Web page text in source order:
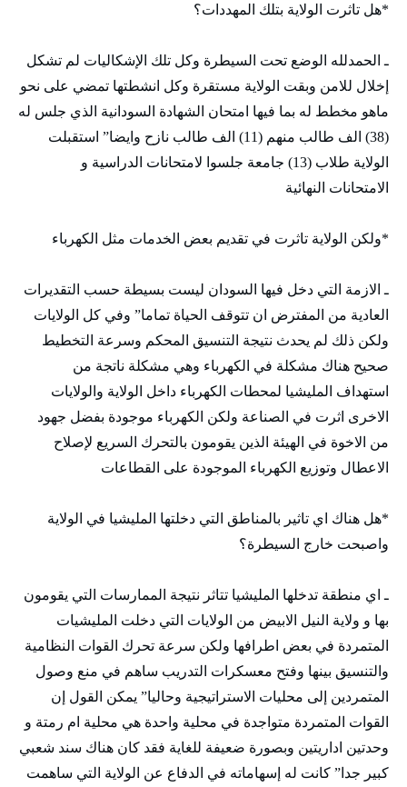
*هل تاثرت الولاية بتلك المهددات؟
ـ الحمدلله الوضع تحت السيطرة وكل تلك الإشكاليات لم تشكل
إخلال للامن وبقت الولاية مستقرة وكل انشطتها تمضي على نحو
ماهو مخطط له بما فيها امتحان الشهادة السودانية الذي جلس له
(38) الف طالب منهم (11) الف طالب نازح وايضا” استقبلت
الولاية طلاب (13) جامعة جلسوا لامتحانات الدراسية و
الامتحانات النهائية
*ولكن الولاية تاثرت في تقديم بعض الخدمات مثل الكهرباء
ـ الازمة التي دخل فيها السودان ليست بسيطة حسب التقديرات
العادية من المفترض ان تتوقف الحياة تماما” وفي كل الولايات
ولكن ذلك لم يحدث نتيجة التنسيق المحكم وسرعة التخطيط
صحيح هناك مشكلة في الكهرباء وهي مشكلة ناتجة من
استهداف المليشيا لمحطات الكهرباء داخل الولاية والولايات
الاخرى اثرت في الصناعة ولكن الكهرباء موجودة بفضل جهود
من الاخوة في الهيئة الذين يقومون بالتحرك السريع لإصلاح
الاعطال وتوزيع الكهرباء الموجودة على القطاعات
*هل هناك اي تاثير بالمناطق التي دخلتها المليشيا في الولاية
واصبحت خارج السيطرة؟
ـ اي منطقة تدخلها المليشيا تتاثر نتيجة الممارسات التي يقومون
بها و ولاية النيل الابيض من الولايات التي دخلت المليشيات
المتمردة في بعض اطرافها ولكن سرعة تحرك القوات النظامية
والتنسيق بينها وفتح معسكرات التدريب ساهم في منع وصول
المتمردين إلى محليات الاستراتيجية وحاليا” يمكن القول إن
القوات المتمردة متواجدة في محلية واحدة هي محلية ام رمتة و
وحدتين اداريتين وبصورة ضعيفة للغاية فقد كان هناك سند شعبي
كبير جدا” كانت له إسهاماته في الدفاع عن الولاية التي ساهمت